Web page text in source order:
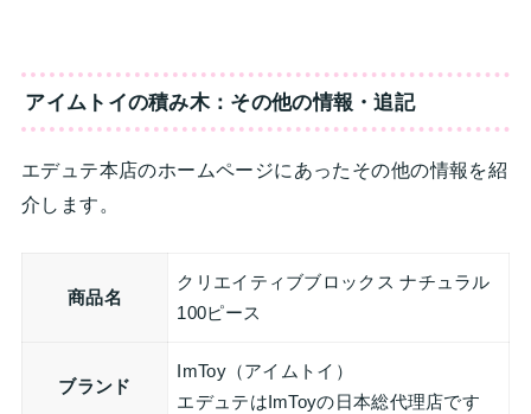
アイムトイの積み木：その他の情報・追記
エデュテ本店のホームページにあったその他の情報を紹
介します。
商品名
クリエイティブブロックス ナチュラル
100ピース
ブランド
ImToy（アイムトイ）
エデュテはImToyの日本総代理店です